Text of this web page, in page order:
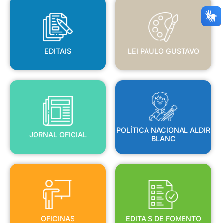
EDITAIS
EDITAIS
LEI PAULO GUSTAVO
LEI PAULO GUSTAVO
JORNAL OFICIAL
JORNAL OFICIAL
POLÍTICA NACIONAL ALDIR
BLANC
POLÍTICA NACIONAL ALDIR
BLANC
OFICINAS
OFICINAS
EDITAIS DE FOMENTO
EDITAIS DE FOMENTO